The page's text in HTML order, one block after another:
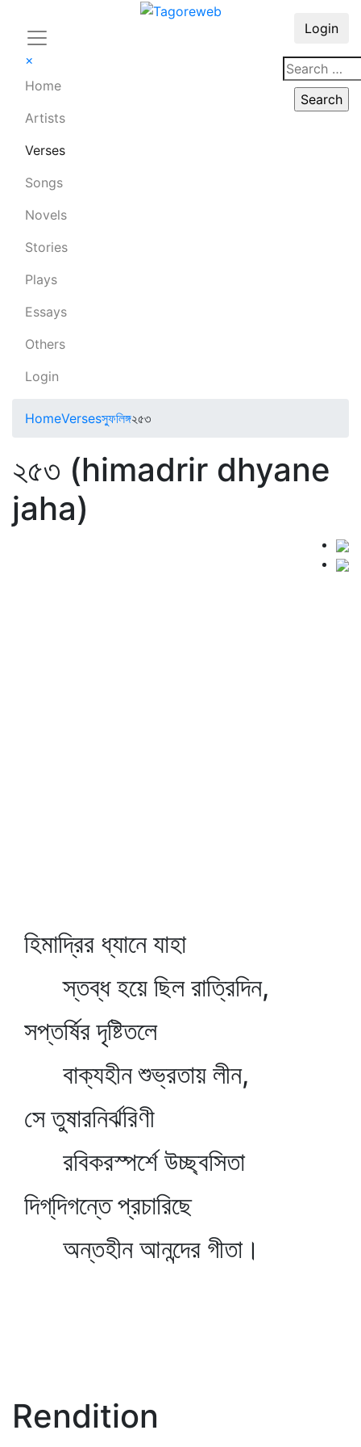
×
Home
Artists
Verses
Songs
Novels
Stories
Plays
Essays
Others
Login
Login
HomeVersesস্ফুলিঙ্গ২৫৩
২৫৩ (himadrir dhyane
jaha)
হিমাদ্রির ধ্যানে যাহা
স্তব্ধ হয়ে ছিল রাত্রিদিন,
সপ্তর্ষির দৃষ্টিতলে
বাক্যহীন শুভ্রতায় লীন,
সে তুষারনির্ঝরিণী
রবিকরস্পর্শে উচ্ছ্বসিতা
দিগ্‌দিগন্তে প্রচারিছে
অন্তহীন আনন্দের গীতা।
Rendition